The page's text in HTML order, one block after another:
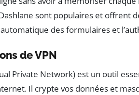
sont populaires et offrent
des formulaires et
de VPN
Private Network) est un outil
Il crypte vos données et